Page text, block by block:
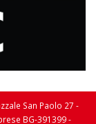
San Paolo 27 -
BG-391399 -